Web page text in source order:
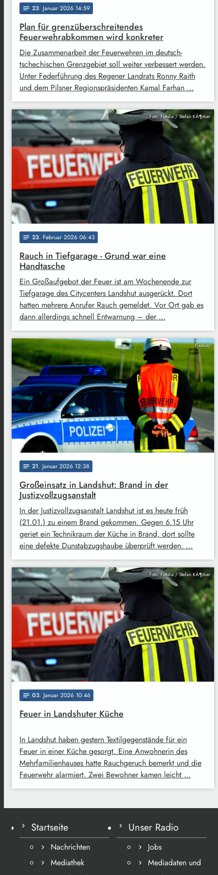
notes 23. Januar 2026 14:59
Plan für grenzüberschreitendes
Feuerwehrabkommen wird konkreter
Die Zusammenarbeit der Feuerwehren im deutsch-
tschechischen Grenzgebiet soll weiter verbessert werden.
Unter Federführung des Regener Landrats Ronny Raith
und dem Pilsner Regionspräsidenten Kamal Farhan …
Foto: Fotolia / Stefan KÃ¶rber
notes 23. Februar 2026 06:43
Rauch in Tiefgarage - Grund war eine
Handtasche
Ein Großaufgebot der Feuer ist am Wochenende zur
Tiefgarage des Citycenters Landshut ausgerückt. Dort
hatten mehrere Anrufer Rauch gemeldet. Vor Ort gab es
dann allerdings schnell Entwarnung – der …
Pixabay
notes 21. Januar 2026 12:38
Großeinsatz in Landshut: Brand in der
Justizvollzugsanstalt
In der Justizvollzugsanstalt Landshut ist es heute früh
(21.01.) zu einem Brand gekommen. Gegen 6.15 Uhr
geriet ein Technikraum der Küche in Brand, dort sollte
eine defekte Dunstabzugshaube überprüft werden. …
Foto: Fotolia / Stefan KÃ¶rber
notes 03. Januar 2026 10:46
Feuer in Landshuter Küche
In Landshut haben gestern Textilgegenstände für ein
Feuer in einer Küche gesorgt. Eine Anwohnerin des
Mehrfamilienhauses hatte Rauchgeruch bemerkt und die
Feuerwehr alarmiert. Zwei Bewohner kamen leicht …
Startseite
Nachrichten
Mediathek
Unser Radio
Jobs
Mediadaten und